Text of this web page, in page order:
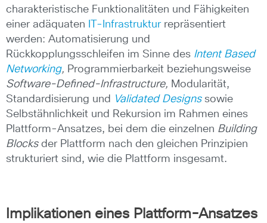
charakteristische Funktionalitäten und Fähigkeiten
einer adäquaten
IT-Infrastrukturrepräsentiert
werden: Automatisierung und
Rückkopplungsschleifen im Sinne des Intent Based
Networking, Programmierbarkeit beziehungsweise
Software-Defined-Infrastructure, Modularität,
Standardisierung und Validated Designssowie
Selbstähnlichkeit und Rekursion im Rahmen eines
Plattform-Ansatzes, bei dem die einzelnen Building
Blocksder Plattform nach den gleichen Prinzipien
strukturiert sind, wie die Plattform insgesamt.
Implikationen eines Plattform-Ansatzes